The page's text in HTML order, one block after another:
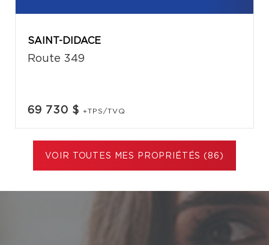
SAINT-DIDACE
Route 349
69 730 $ +TPS/TVQ
VOIR TOUTES MES PROPRIÉTÉS (86)